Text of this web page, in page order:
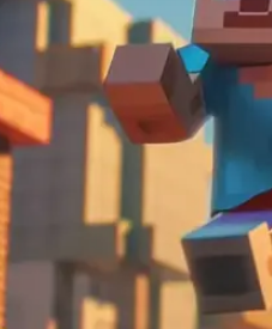
הם בונים ערים,
ברדה ברקת מסבירה
קורה כשהמציאות